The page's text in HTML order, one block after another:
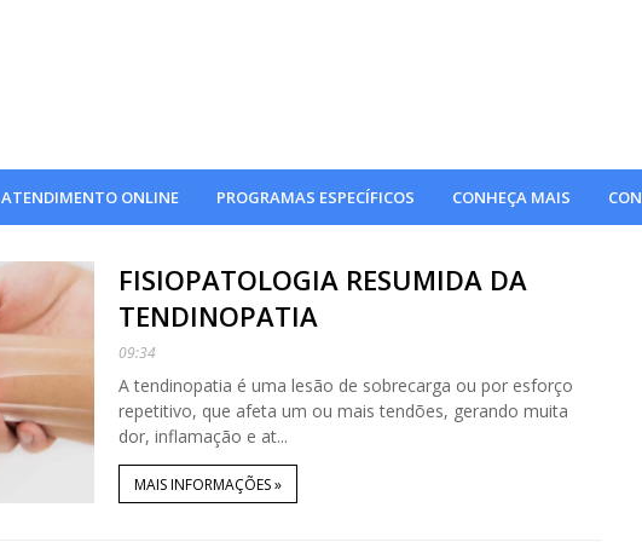
ATENDIMENTO ONLINE PROGRAMAS ESPECÍFICOS CONHEÇA MAIS
FISIOPATOLOGIA RESUMIDA DA
TENDINOPATIA
09:34
A tendinopatia é uma lesão de sobrecarga ou por esforço
repetitivo, que afeta um ou mais tendões, gerando muita
dor, inflamação e at...
MAIS INFORMAÇÕES »